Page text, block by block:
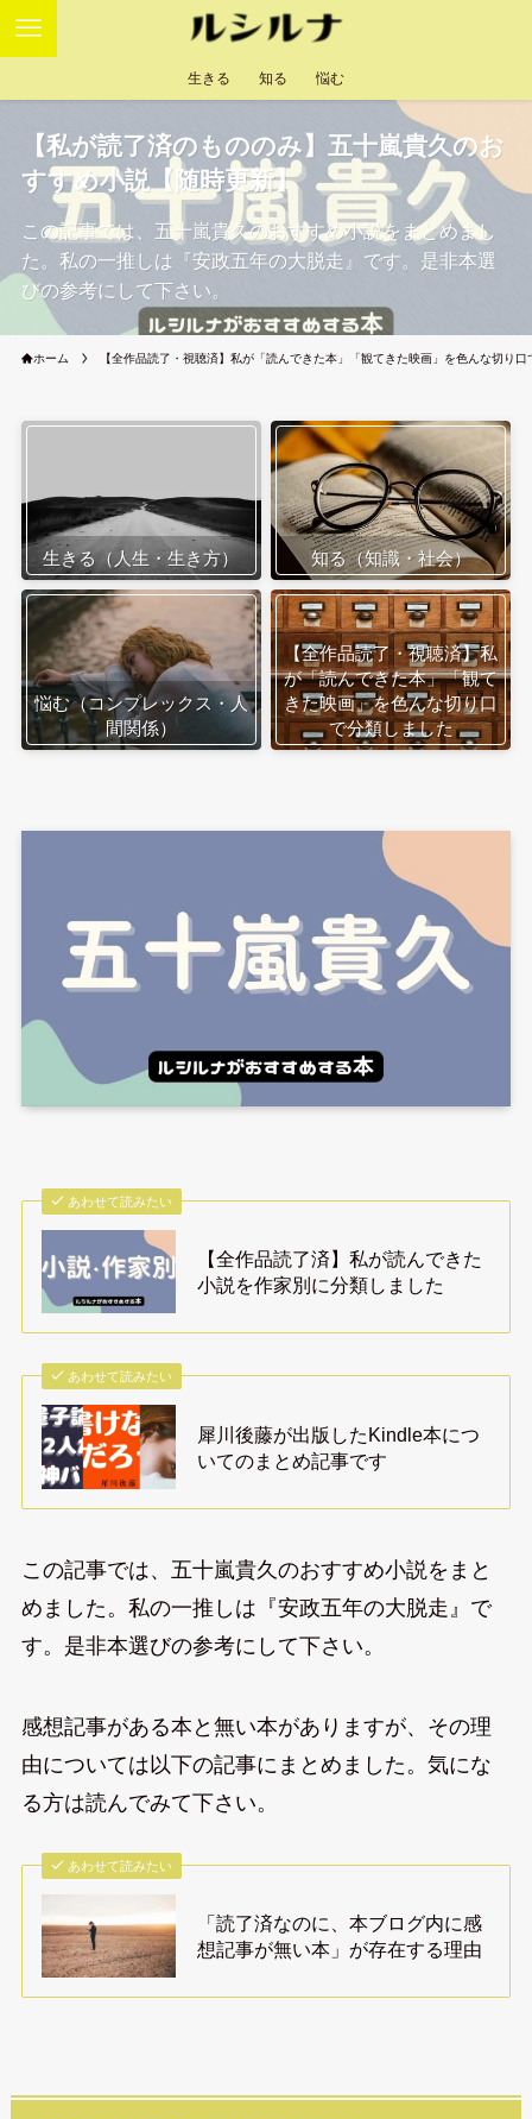
生きる 知る 悩む
【私が読了済のもののみ】五十嵐貴久のお
すすめ小説【随時更新】
この記事では、五十嵐貴久のおすすめ小説をまとめまし
た。私の一推しは『安政五年の大脱走』です。是非本選
びの参考にして下さい。
ホーム 【全作品読了・視聴済】私が「読んできた本」「観てきた映画」を色んな切り口
生きる（人生・生き方） 知る（知識・社会）
悩む（コンプレックス・人
間関係）
【全作品読了・視聴済】私
が「読んできた本」「観て
きた映画」を色んな切り口
で分類しました
あわせて読みたい
【全作品読了済】私が読んできた
小説を作家別に分類しました
あわせて読みたい
犀川後藤が出版したKindle本につ
いてのまとめ記事です
この記事では、五十嵐貴久のおすすめ小説をまと
めました。私の一推しは『安政五年の大脱走』で
す。是非本選びの参考にして下さい。
感想記事がある本と無い本がありますが、その理
由については以下の記事にまとめました。気にな
る方は読んでみて下さい。
あわせて読みたい
「読了済なのに、本ブログ内に感
想記事が無い本」が存在する理由